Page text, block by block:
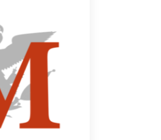
de EE.UU.: “vamos
mexicanos que
posible arancel de
de sus exportaciones